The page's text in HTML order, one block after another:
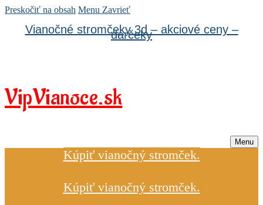
Preskočiť na obsah Menu Zavrieť
Vianočné stromčeky 3d – akciové ceny –
darčeky
VipVianoce.sk
Menu
Kúpiť vianočný stromček.
Kúpiť vianočný stromček.